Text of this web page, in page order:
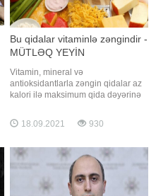
Bu qidalar vitaminlə zəngindir -
MÜTLƏQ YEYİN
Vitamin, mineral və
antioksidantlarla zəngin qidalar az
kalori ilə maksimum qida dəyərinə
məhsullarına, həmçinin super
qidalar da deyilir. -ın məlumatına
Təhlükəsizliyi İnstitutundan bildirilib
ki, gündəlik qida rasionunda super
qidaların istehlakın
18.09.2021 930